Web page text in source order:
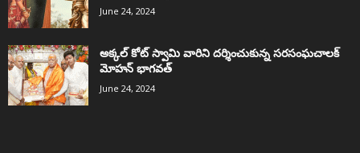
June 24, 2024
అక్కల్‌ కోట్‌ స్వామి వారిని దర్శించుకున్న సరసంఘచాలక్
మోహన్ భాగవత్
June 24, 2024